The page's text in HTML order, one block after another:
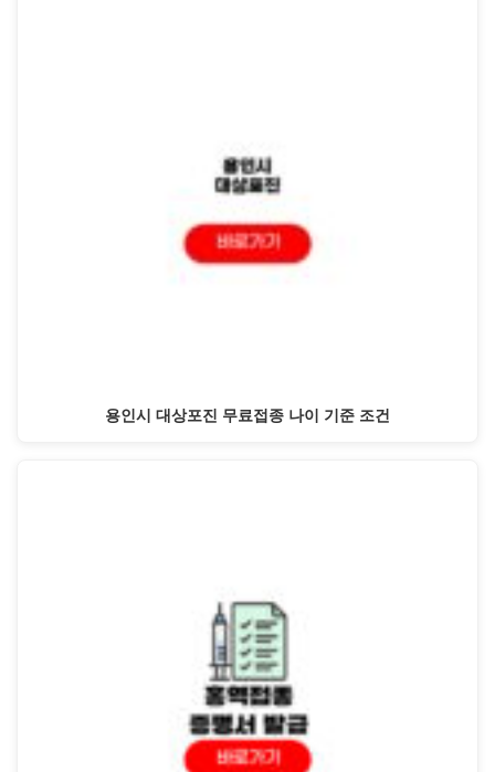
용인시 대상포진 무료접종 나이 기준 조건